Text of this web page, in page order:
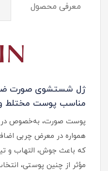
معرفی محصول
ژل شستشوی صورت
مناسب پوست مختلط
پوست صورت، به‌خصوص در
همواره در معرض چربی
که باعث جوش، التهاب و
مؤثر از چنین پوستی،